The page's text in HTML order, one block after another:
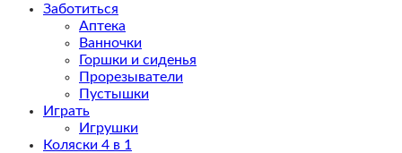
Заботиться
Аптека
Ванночки
Горшки и сиденья
Прорезыватели
Пустышки
Играть
Игрушки
Коляски 4 в 1